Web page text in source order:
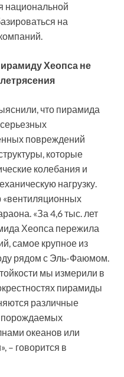
национальной
на
Хеопса не
что пирамида
повреждений
которые
колебания и
нагрузку.
«вентиляционных
«За 4,6 тыс. лет
Хеопса пережила
самое крупное из
рядом с Эль-Фаюмом.
мы измерили в
пирамиды
различные
океанов или
– говорится в